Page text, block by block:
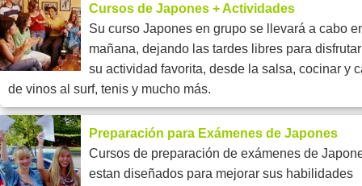
Cursos de Japones + Actividades
Su curso Japones en grupo se llevará a cabo
mañana, dejando las tardes libres para
su actividad favorita, desde la salsa, cocinar y
de vinos al surf, tenis y mucho más.
Preparación para Exámenes de Japones
Cursos de preparación de exámenes de
estan diseñados para mejorar sus habilidades